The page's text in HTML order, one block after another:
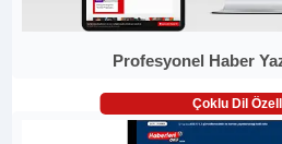
Profesyonel Haber
Çoklu Dil